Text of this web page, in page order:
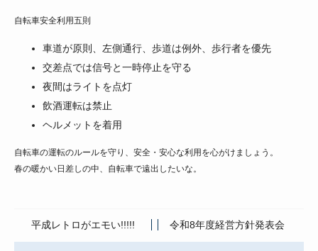
自転車安全利用五則
車道が原則、左側通行、歩道は例外、歩行者を優先
交差点では信号と一時停止を守る
夜間はライトを点灯
飲酒運転は禁止
ヘルメットを着用
自転車の運転のルールを守り、安全・安心な利用を心がけましょう。
春の暖かい日差しの中、自転車で遠出したいな。
平成レトロがエモい!!!!! 令和8年度経営方針発表会